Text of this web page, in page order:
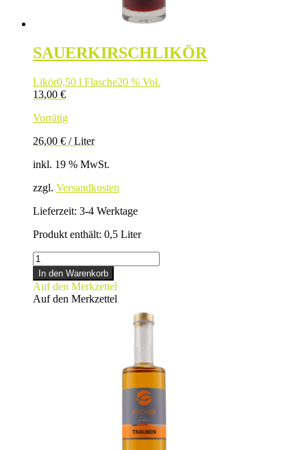
SAUERKIRSCHLIKÖR
Likör0,50 l Flasche20 % Vol.
13,00 €
Vorrätig
26,00 € /Liter
inkl. 19 % MwSt.
zzgl. Versandkosten
Lieferzeit: 3-4 Werktage
Produkt enthält: 0,5 Liter
SAUERKIRSCHLIKÖR
Menge
In den Warenkorb
Auf den Merkzettel
Auf den Merkzettel